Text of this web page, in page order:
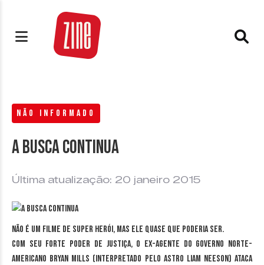
NÃO INFORMADO
A busca continua
Última atualização: 20 janeiro 2015
Não é um filme de super herói, mas ele quase que poderia ser.
Com seu forte poder de justiça, o ex-agente do governo norte-
americano Bryan Mills (interpretado pelo astro Liam Neeson) ataca